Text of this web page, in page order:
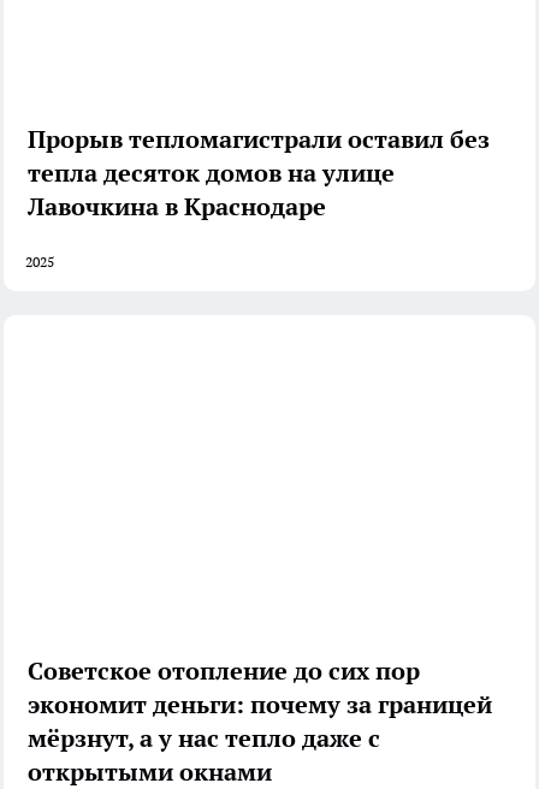
Прорыв тепломагистрали оставил без
тепла десяток домов на улице
Лавочкина в Краснодаре
2025
Советское отопление до сих пор
экономит деньги: почему за границей
мёрзнут, а у нас тепло даже с
открытыми окнами